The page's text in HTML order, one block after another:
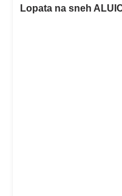
Lopata na sneh